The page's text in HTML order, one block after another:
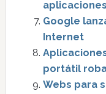
aplicaciones
Google
Internet
portátil
Webs para